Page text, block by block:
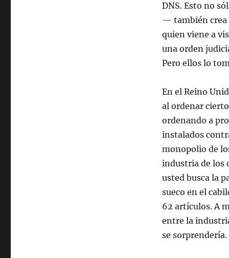
DNS. Esto no
— también crea
quien viene a
una orden
Pero ellos lo
En el Reino
al ordenar
ordenando a
instalados
monopolio de
industria de los
usted busca la
sueco en el
62 artículos. A
entre la
se sorprendería.